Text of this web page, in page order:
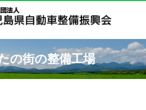
の街の整備工場